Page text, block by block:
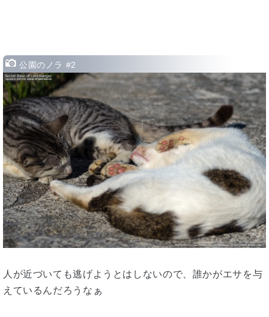
公園のノラ #2
人が近づいても逃げようとはしないので、誰かがエサを与
えているんだろうなぁ